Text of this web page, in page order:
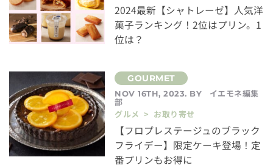
2024最新【シャトレーゼ】人気洋
菓子ランキング！2位はプリン。1
位は？
NOV 16TH, 2023. BY イエモネ編集
部
グルメ > お取り寄せ
【フロプレステージュのブラック
フライデー】限定ケーキ登場！定
番プリンもお得に